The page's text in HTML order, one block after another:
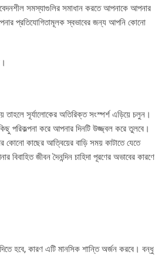
সমস্যাগুলির সমাধান করতে আপনাকে আপনার
প্রতিযোগিতামূলক স্বভাবের জন্য আপনি কোনো
তাহলে সূর্যালোকের অতিরিক্ত সংস্পর্শ এড়িয়ে চলুন।
পরিকল্পনা করে আপনার দিনটি উজ্জ্বল করে তুলবে।
কাছের আত্বিয়ের বাড়ি সময় কাটাতে যেতে
জীবন দৈনন্দিন চাহিদা পূরণের অভাবের কারণে
হবে, কারণ এটি মানসিক শান্তি অর্জন করবে। বন্ধু